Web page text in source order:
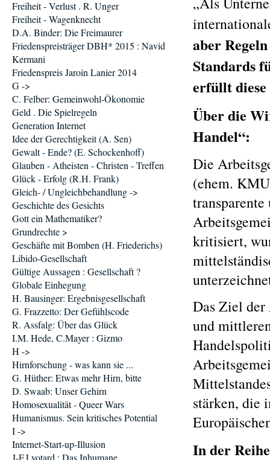
aber
Standards
erfüllt
Über die
Handel“:
Die
(ehem.
kritisiert,
Das Ziel
und
stärken, die
In der
Freiheit - Verlust . R. Unger
Freiheit - Wagenknecht
D.A. Binder: Die Freimaurer
Friedenspreisträger DBH* 2015 : Navid
Kermani
Friedenspreis Jaroin Lanier 2014
G ->
C. Felber: Gemeinwohl-Ökonomie
Geld . Die Spielregeln
Generation Internet
Idee der Gerechtigkeit (A. Sen)
Gewalt - Ende? (E. Schockenhoff)
Glauben - Atheisten - Christen - Treffen
Glück - Erfolg (R.H. Frank)
Gleich- / Ungleichbehandlung ->
Geschichte des Gesichts
Gott ein Mathematiker?
Grundrechte >
Geschäfte mit Bomben (H. Friederichs)
Libido-Gesellschaft
Gültige Aussagen : Gesellschaft ?
Globale Einhegung
H. Bausinger: Ergebnisgesellschaft
G. Frazzetto: Der Gefühlscode
R. Assfalg: Über das Glück
I.M. Hede, C.Mayer : Gizmo
H ->
Hirnforschung - was kann sie ...
G. Hüther: Etwas mehr Hirn, bitte
D. Swaab: Unser Gehirn
Homosexualität - Queer Wars
Humanismus. Sein kritisches Potential
I ->
Internet-Start-up-Illusion
J-F.Lyotard : Das Inhumane